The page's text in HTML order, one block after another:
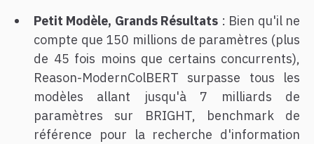
Petit Modèle, Grands Résultats : Bien qu'il ne
compte que 150 millions de paramètres (plus
de 45 fois moins que certains concurrents),
Reason-ModernColBERT surpasse tous les
modèles allant jusqu'à 7 milliards de
paramètres sur BRIGHT, benchmark de
référence pour la recherche d'information